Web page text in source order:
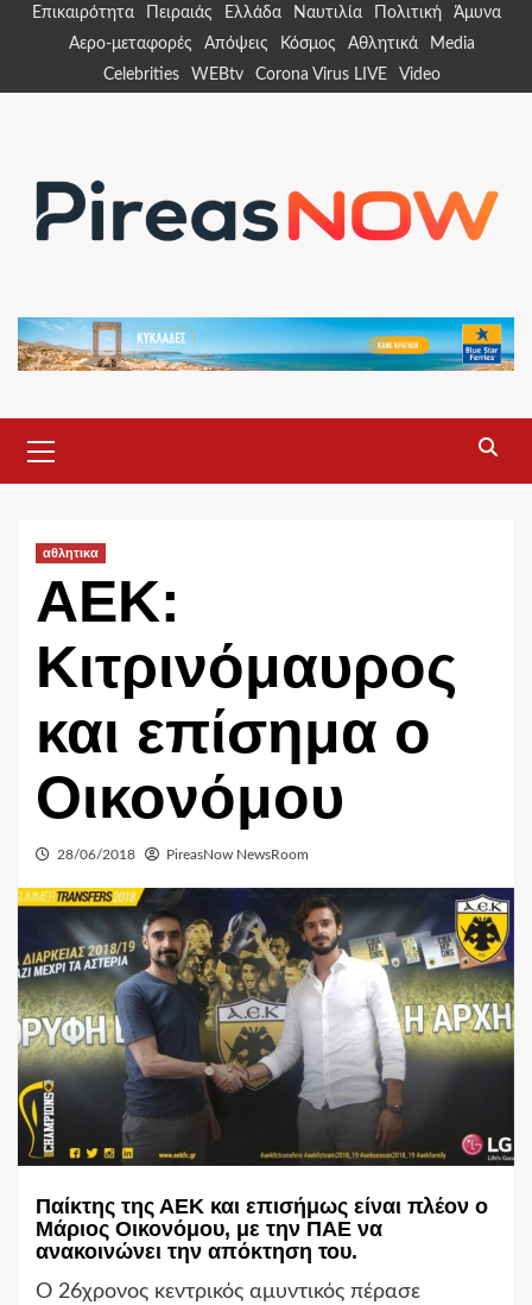
Επικαιρότητα Πειραιάς Ελλάδα Ναυτιλία Πολιτική
Άμυνα
Αερο-μεταφορές
Απόψεις Κόσμος Αθλητικά
Media
Celebrities
WEBtv Corona Virus LIVE Video
Menu
αθλητικα
ΑΕΚ:
Κιτρινόμαυρος
και επίσημα ο
Οικονόμου
28/06/2018 PireasNow NewsRoom
Παίκτης της ΑΕΚ και επισήμως είναι πλέον ο
Μάριος Οικονόμου, με την ΠΑΕ να
ανακοινώνει την απόκτηση του.
Ο 26χρονος κεντρικός αμυντικός πέρασε